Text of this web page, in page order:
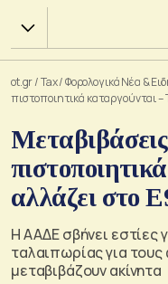
Χ.Α.
ot.gr/Tax/Φορολογικά Νέα &
πιστοποιητικά καταργούνται –
αλλάζει στο
Η ΑΑΔΕ σβήνει εστίες
ταλαιπωρίας για
μεταβιβάζουν ακίνητα